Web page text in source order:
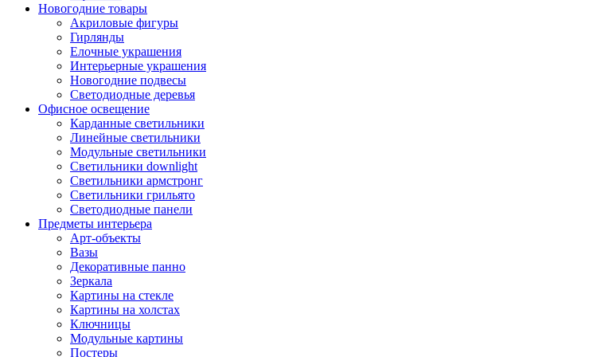
Новогодние товары
Акриловые фигуры
Гирлянды
Елочные украшения
Интерьерные украшения
Новогодние подвесы
Светодиодные деревья
Офисное освещение
Карданные светильники
Линейные светильники
Модульные светильники
Светильники downlight
Светильники армстронг
Светильники грильято
Светодиодные панели
Предметы интерьера
Арт-объекты
Вазы
Декоративные панно
Зеркала
Картины на стекле
Картины на холстах
Ключницы
Модульные картины
Постеры